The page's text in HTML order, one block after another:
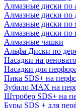
Алмазные диски по
Алмазные диски по
Алмазные диски по
Алмазные диски по
Алмазные чашки
Альфа Диски по
Насадки на
Насадки для
Пика SDS+ на
Зубило MAX на
Штробер SDS+ на
Буры SDS + для